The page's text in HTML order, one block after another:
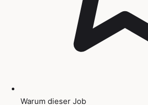
Warum dieser Job